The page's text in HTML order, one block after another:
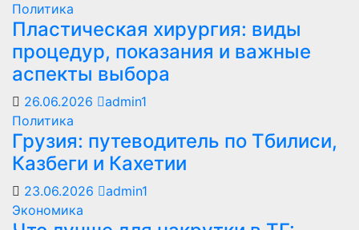
Политика
Пластическая хирургия: виды
процедур, показания и важные
аспекты выбора
26.06.2026
admin1
Политика
Грузия: путеводитель по Тбилиси,
Казбеги и Кахетии
23.06.2026
admin1
Экономика